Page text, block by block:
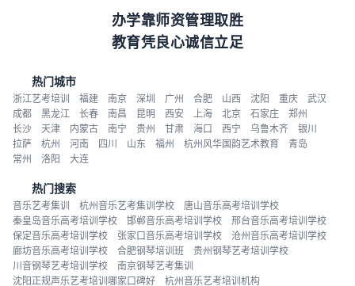
办学靠师资管理取胜
教育凭良心诚信立足
热门城市
浙江艺考培训 福建 南京 深圳 广州 合肥 山西 沈阳 重庆
武汉
成都
黑龙江 长春 南昌 昆明 西安 上海 北京 石家庄
郑州
长沙
天津 内蒙古 南宁 贵州 甘肃 海口 西宁 乌鲁木齐
银川
拉萨
杭州 河南 四川 山东 福州 杭州风华国韵艺术教育
青岛
常州
洛阳 大连
热门搜索
音乐艺考集训 杭州音乐艺考集训学校
唐山音乐高考培训学校
秦皇岛音乐高考培训学校
邯郸音乐高考培训学校
邢台音乐高考培训学校
保定音乐高考培训学校
张家口音乐高考培训学校
沧州音乐高考培训学校
廊坊音乐高考培训学校
合肥钢琴培训班
贵州钢琴艺考培训学校
川音钢琴艺考培训学校
南京钢琴艺考集训
沈阳正规声乐艺考培训哪家口碑好
杭州音乐艺考培训机构